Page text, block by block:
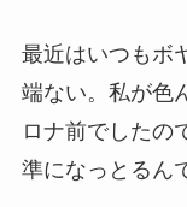
最近はいつもボ
端ない。私が色
ロナ前でしたの
準になっとるん